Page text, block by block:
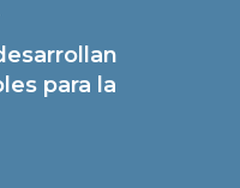
para la